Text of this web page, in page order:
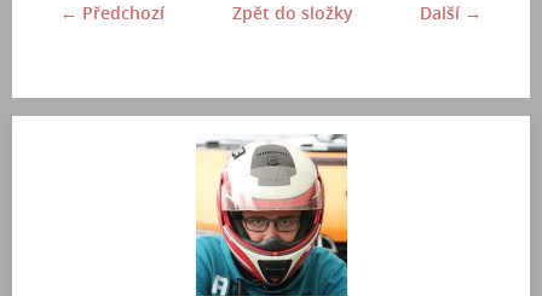
← Předchozí Další →
Zpět do složky